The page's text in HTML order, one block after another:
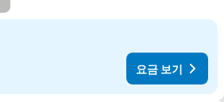
요금 보기